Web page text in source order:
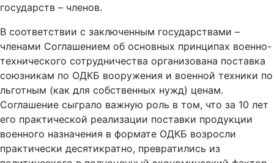
государств – членов.
В соответствии с заключенным государствами –
членами Соглашением об основных принципах военно-
технического сотрудничества организована поставка
союзникам по ОДКБ вооружения и военной техники по
льготным (как для собственных нужд) ценам.
Соглашение сыграло важную роль в том, что за 10 лет
его практической реализации поставки продукции
военного назначения в формате ОДКБ возросли
практически десятикратно, превратились из